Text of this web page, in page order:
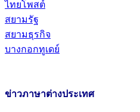
ไทยโพสต์
สยามรัฐ
สยามธุรกิจ
บางกอกทูเดย์
ข่าวภาษาต่างประเทศ